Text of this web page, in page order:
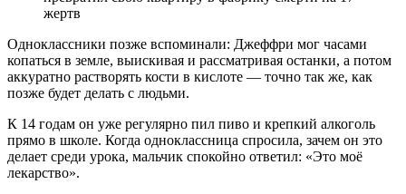
Одноклассники позже вспоминали: Джеффри мог часами
копаться в земле, выискивая и рассматривая останки, а потом
аккуратно растворять кости в кислоте — точно так же, как
позже будет делать с людьми.
К 14 годам он уже регулярно пил пиво и крепкий алкоголь
прямо в школе. Когда одноклассница спросила, зачем он это
делает среди урока, мальчик спокойно ответил: «Это моё
лекарство».